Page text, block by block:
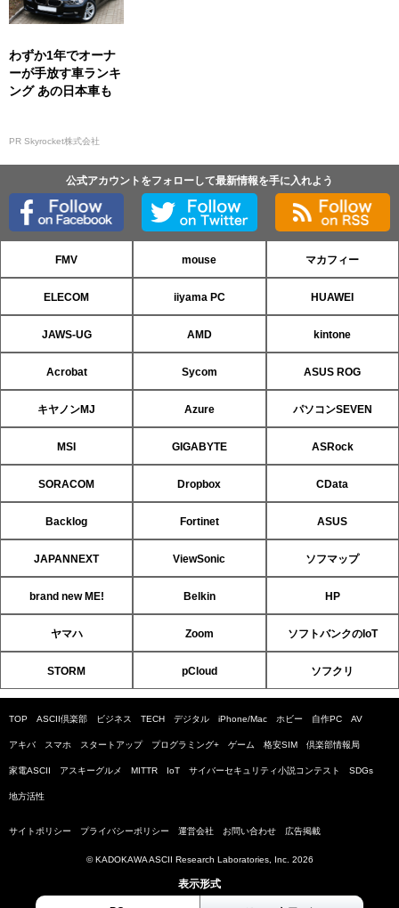
わずか1年でオーナ
ーが手放す車ランキ
ング あの日本車も
PR Skyrocket株式会社
公式アカウントをフォローして最新情報を手に入れよう
FMV mouse マカフィー
ELECOM iiyama PC HUAWEI
JAWS-UG AMD kintone
Acrobat Sycom ASUS ROG
キヤノンMJ Azure パソコンSEVEN
MSI GIGABYTE ASRock
SORACOM Dropbox CData
Backlog Fortinet ASUS
JAPANNEXT ViewSonic ソフマップ
brand new ME! Belkin HP
ヤマハ Zoom ソフトバンクのIoT
STORM pCloud ソフクリ
TOP ASCII倶楽部 ビジネス TECH デジタル iPhone/Mac ホビー 自作PC AV
アキバ スマホ スタートアップ プログラミング+ ゲーム 格安SIM 倶楽部情報局
家電ASCII アスキーグルメ MITTR IoT サイバーセキュリティ小説コンテスト SDGs
地方活性
サイトポリシー プライバシーポリシー 運営会社 お問い合わせ 広告掲載
© KADOKAWA ASCII Research Laboratories, Inc. 2026
表示形式